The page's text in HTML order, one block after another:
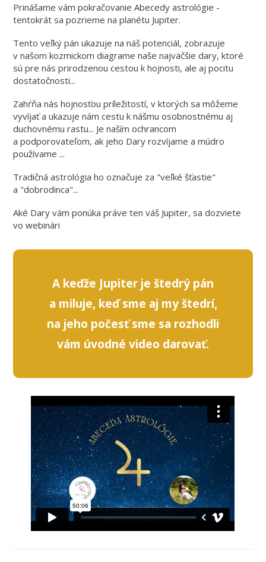
Prinášame vám pokračovanie Abecedy astrológie -
tentokrát sa pozrieme na planétu Jupiter.
Tento veľký pán ukazuje na náš potenciál, zobrazuje
v našom kozmickom diagrame naše najväčšie dary, ktoré
sú pre nás prirodzenou cestou k hojnosti, ale aj pocitu
dostatočnosti...
Zahŕňa nás hojnosťou príležitostí, v ktorých sa môžeme
vyvíjať a ukazuje nám cestu k nášmu osobnostnému aj
duchovnému rastu... Je naším ochrancom
a podporovateľom, ak jeho Dary rozvíjame a múdro
používame ...
Tradičná astrológia ho označuje za "veľké šťastie"
a "dobrodinca"...
Aké Dary vám ponúka práve ten váš Jupiter, sa dozviete
vo webinári
A keďže Jupiter je štedrý pán
a miluje, keď sme aj my štedrí,
na jeho počesť sme sa rozhodli
vám úvodné video darovať.